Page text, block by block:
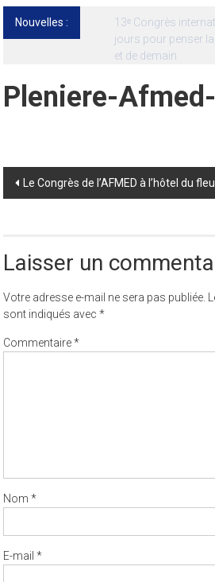
Nouvelles :
13ᵉ Congrès
jours pour penser la
et de demain
Pleniere-
Post
Le Congrès de l’AFMED à l’hôtel du
Laisser un
Votre adresse e-mail ne sera pas publiée.
sont indiqués avec*
Commentaire*
Nom*
E-mail*